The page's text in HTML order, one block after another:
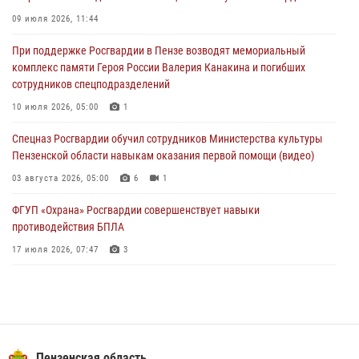
В Управлении Росгвардии по Пензенской области подвели итоги
04 августа 2026, 06:08
Росгвардия обеспечила безопасность праздничных мероприятий в
День ВДВ в Пензе
09 июля 2026, 11:44
При поддержке Росгвардии в Пензе возводят мемориальный
комплекс памяти Героя России Валерия Канакина и погибших
сотрудников спецподразделений
10 июля 2026, 05:00 1
Спецназ Росгвардии обучил сотрудников Министерства культуры
Пензенской области навыкам оказания первой помощи (видео)
03 августа 2026, 05:00 6 1
ФГУП «Охрана» Росгвардии совершенствует навыки
противодействия БПЛА
17 июля 2026, 07:47 3
Военнослужащие Росгвардии в Заречном приняли участие в